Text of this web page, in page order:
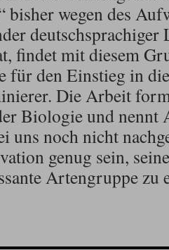
bisher wegen des
findet mit diesem
für den Einstieg in
Die Arbeit
Biologie und nennt
uns noch nicht
genug sein,
Artengruppe zu